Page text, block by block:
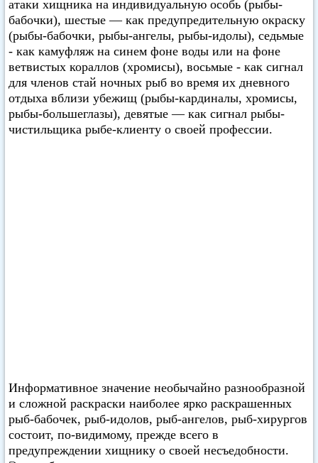
атаки хищника на индивидуальную особь (рыбы-
бабочки), шестые — как предупредительную окраску
(рыбы-бабочки, рыбы-ангелы, рыбы-идолы), седьмые
- как камуфляж на синем фоне воды или на фоне
ветвистых кораллов (хромисы), восьмые - как сигнал
для членов стай ночных рыб во время их дневного
отдыха вблизи убежищ (рыбы-кардиналы, хромисы,
рыбы-большеглазы), девятые — как сигнал рыбы-
чистильщика рыбе-клиенту о своей профессии.
Информативное значение необычайно разнообразной
и сложной раскраски наиболее ярко раскрашенных
рыб-бабочек, рыб-идолов, рыб-ангелов, рыб-хирургов
состоит, по-видимому, прежде всего в
предупреждении хищнику о своей несъедобности.